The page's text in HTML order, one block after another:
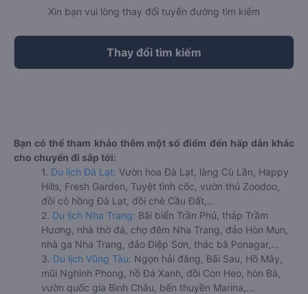
Xin bạn vui lòng thay đổi tuyến đường tìm kiếm
Thay đổi tìm kiếm
Bạn có thể tham khảo thêm một số điểm đến hấp dẫn khác
cho chuyến đi sắp tới:
1. Du lịch Đà Lạt: Vườn hoa Đà Lạt, làng Cù Lần, Happy
Hills, Fresh Garden, Tuyệt tình cốc, vườn thú Zoodoo,
đồi cỏ hồng Đà Lạt, đồi chè Cầu Đất,...
2. Du lịch Nha Trang: Bãi biển Trần Phú, tháp Trầm
Hương, nhà thờ đá, chợ đêm Nha Trang, đảo Hòn Mun,
nhà ga Nha Trang, đảo Điệp Sơn, thác bà Ponagar,...
3. Du lịch Vũng Tàu: Ngọn hải đăng, Bãi Sau, Hồ Mây,
mũi Nghinh Phong, hồ Đá Xanh, đồi Con Heo, hòn Bà,
vườn quốc gia Bình Châu, bến thuyền Marina,...